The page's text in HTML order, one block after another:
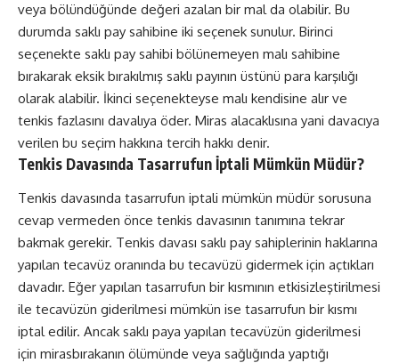
veya bölündüğünde değeri azalan bir mal da olabilir. Bu
durumda saklı pay sahibine iki seçenek sunulur. Birinci
seçenekte saklı pay sahibi bölünemeyen malı sahibine
bırakarak eksik bırakılmış saklı payının üstünü para karşılığı
olarak alabilir. İkinci seçenekteyse malı kendisine alır ve
tenkis fazlasını davalıya öder. Miras alacaklısına yani davacıya
verilen bu seçim hakkına tercih hakkı denir.
Tenkis Davasında Tasarrufun İptali Mümkün Müdür?
Tenkis davasında tasarrufun iptali mümkün müdür sorusuna
cevap vermeden önce tenkis davasının tanımına tekrar
bakmak gerekir. Tenkis davası saklı pay sahiplerinin haklarına
yapılan tecavüz oranında bu tecavüzü gidermek için açtıkları
davadır. Eğer yapılan tasarrufun bir kısmının etkisizleştirilmesi
ile tecavüzün giderilmesi mümkün ise tasarrufun bir kısmı
iptal edilir. Ancak saklı paya yapılan tecavüzün giderilmesi
için mirasbırakanın ölümünde veya sağlığında yaptığı